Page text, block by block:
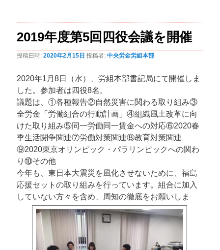
ビ
ゲ
シ
ン
2019年度第5回四役会議を開催
投稿日時:2020年2月15日 投稿者:中央労金労組本部
2020年1月8日（水）、労組本部書記局にて開催しま
した。参加者は四役8名。
議題は、①各種報告②自然災害に関わる取り組み③
全労金「労働組合の行動計画」④組織風土改革に向
けた取り組み⑤同一労働同一賃金への対応⑥2020春
季生活闘争関連⑦労働対策関連⑧教育対策関連
⑨2020東京オリンピック・パラリンピックへの関わ
り⑩その他
今年も、東日本大震災を風化させないために、福島
応援セットの取り組みを行っています。組合に加入
していない方々を含め、周知の徹底をお願いしま